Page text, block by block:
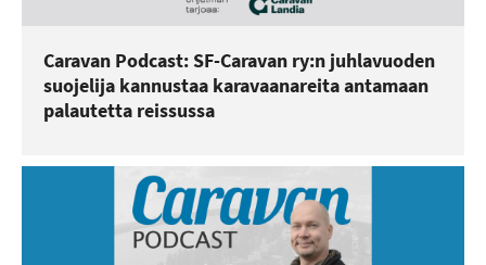
Caravan Podcast: SF-Caravan ry:n juhlavuoden
suojelija kannustaa karavaanareita antamaan
palautetta reissussa